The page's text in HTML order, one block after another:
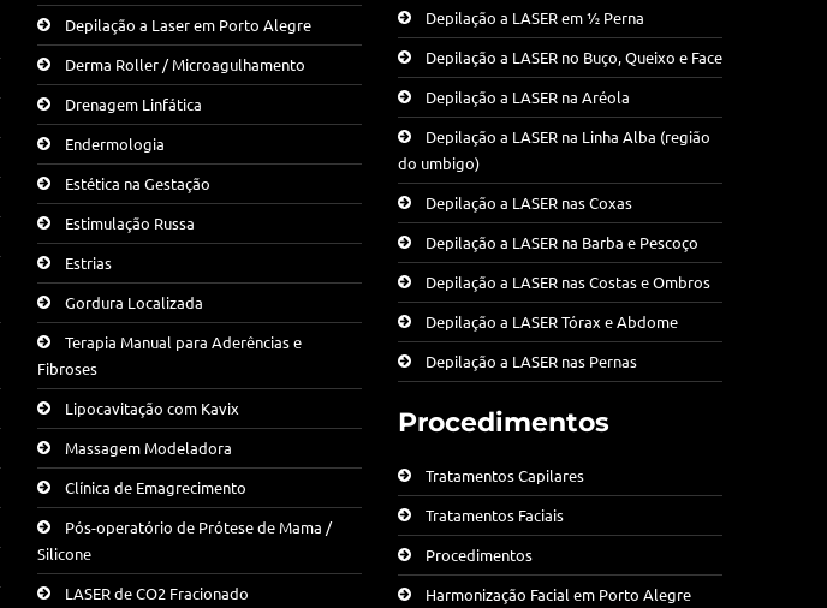
Depilação a Laser em Porto Alegre
Derma Roller / Microagulhamento
Drenagem Linfática
Endermologia
Estética na Gestação
Estimulação Russa
Estrias
Gordura Localizada
Terapia Manual para Aderências e
Fibroses
Lipocavitação com Kavix
Massagem Modeladora
Clínica de Emagrecimento
Pós-operatório de Prótese de Mama /
Silicone
LASER de CO2 Fracionado
Depilação a LASER em ½ Perna
Depilação a LASER no Buço, Queixo e Face
Depilação a LASER na Aréola
Depilação a LASER na Linha Alba (região
do umbigo)
Depilação a LASER nas Coxas
Depilação a LASER na Barba e Pescoço
Depilação a LASER nas Costas e Ombros
Depilação a LASER Tórax e Abdome
Depilação a LASER nas Pernas
Procedimentos
Tratamentos Capilares
Tratamentos Faciais
Procedimentos
Harmonização Facial em Porto Alegre